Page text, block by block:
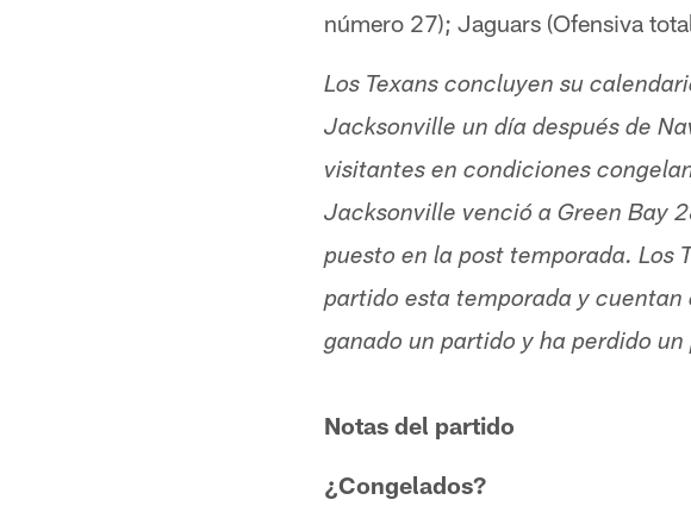
número 27); Jaguars (Ofensiva
Los Texans concluyen su
Jacksonville un día después de
visitantes en condiciones
Jacksonville venció a Green Bay
puesto en la post temporada. Los
partido esta temporada y
ganado un partido y ha perdido
Notas del partido
¿Congelados?